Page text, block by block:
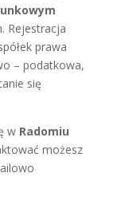
Rejestracja
prawa
– podatkowa,
się
w Radomiu
możesz